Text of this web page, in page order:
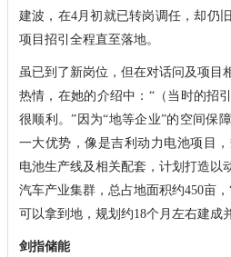
建波，在4月初就已转岗调任，却仍
项目招引全程直至落地。
虽已到了新岗位，但在对话问及项目
热情，在她的介绍中：“（当时的招
很顺利。”因为“地等企业”的空间保
一大优势，像是吉利动力电池项目
电池生产线及相关配套，计划打造以
汽车产业集群，总占地面积约450亩
可以拿到地，规划约18个月左右建成
剑指储能